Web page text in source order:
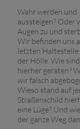
Wahr werden und
aussteigen? Oder
Augen zu und
Wir befinden uns
letzten
der Hölle. Wie
hierher geraten?
wir falsch
Wieso stand auf
Straßenschild
eine Lüge? Und
der ganze Weg